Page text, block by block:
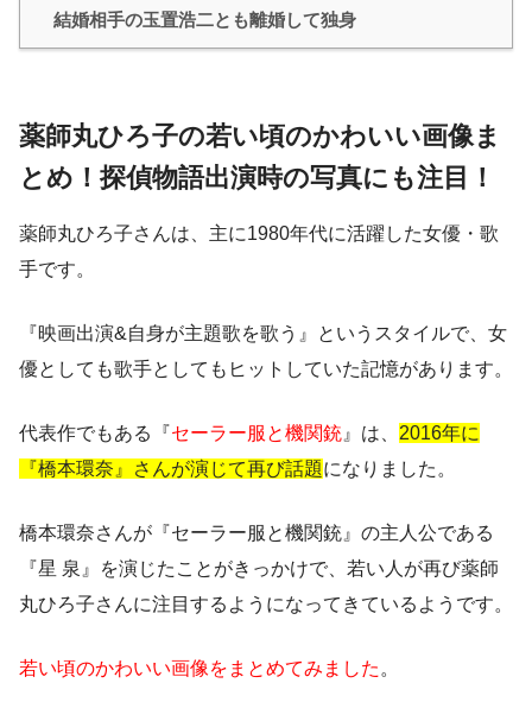
結婚相手の玉置浩二とも離婚して独身
薬師丸ひろ子の若い頃のかわいい画像ま
とめ！探偵物語出演時の写真にも注目！
薬師丸ひろ子さんは、主に1980年代に活躍した女優・歌
手です。
『映画出演&自身が主題歌を歌う』というスタイルで、女
優としても歌手としてもヒットしていた記憶があります。
代表作でもある『セーラー服と機関銃 』は、 2016年に
『橋本環奈』さんが演じて再び話題になりました。
橋本環奈さんが『セーラー服と機関銃』の主人公である
『星 泉』を演じたことがきっかけで、若い人が再び薬師
丸ひろ子さんに注目するようになってきているようです。
若い頃のかわいい画像をまとめてみました 。